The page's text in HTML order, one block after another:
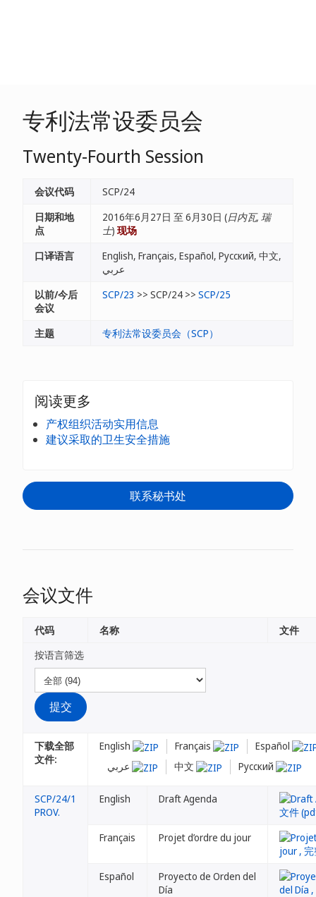
专利法常设委员会
Twenty-Fourth Session
会议代码
SCP/24
日期和地
点
2016年6月27日 至 6月30日 (日内瓦, 瑞
士) 现场
口译语言
English, Français, Español, Русский, 中文,
عربي
以前/今后
会议
SCP/23 >> SCP/24 >> SCP/25
主题 专利法常设委员会（SCP）
阅读更多
产权组织活动实用信息
建议采取的卫生安全措施
联系秘书处
会议文件
按语言筛选
下载全部
文件:
English Français
Español
中文 Русский
代码 名称 文件
SCP/24/1
PROV.
English Draft Agenda
Français Projet d’ordre du jour
Español
Proyecto de Orden del
Día